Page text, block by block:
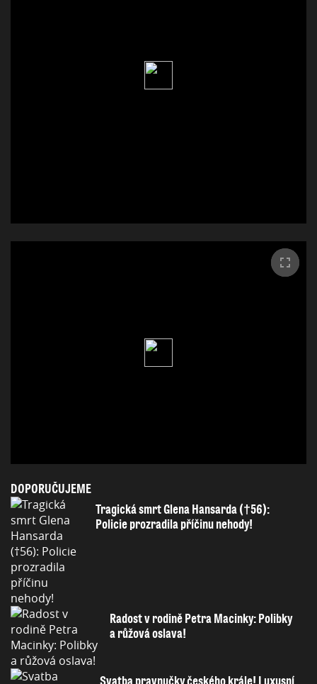
DOPORUČUJEME
Tragická smrt Glena Hansarda (†56):
Policie prozradila příčinu nehody!
Radost v rodině Petra Macinky: Polibky
a růžová oslava!